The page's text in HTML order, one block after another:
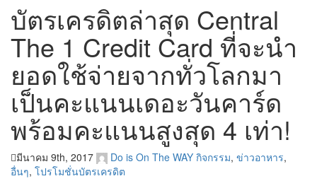
บัตรเครดิตล่าสุด Central
The 1 Credit Card ที่จะนำ
ยอดใช้จ่ายจากทั่วโลกมา
เป็นคะแนนเดอะวันคาร์ด
พร้อมคะแนนสูงสุด 4 เท่า!
มีนาคม 9th, 2017 Do is On The WAY กิจกรรม, ข่าวอาหาร,
อื่นๆ, โปรโมชั่นบัตรเครดิต